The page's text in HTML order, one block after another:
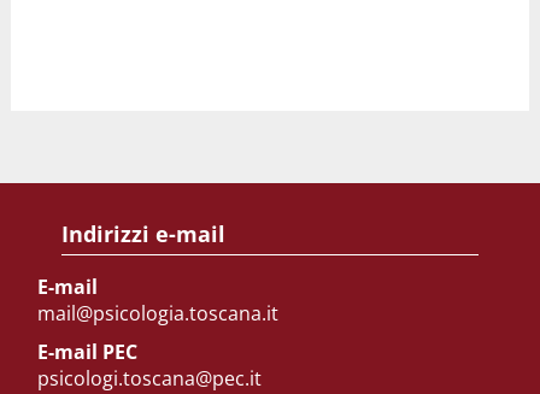
Indirizzi e-mail
E-mail
mail@psicologia.toscana.it
E-mail PEC
psicologi.toscana@pec.it